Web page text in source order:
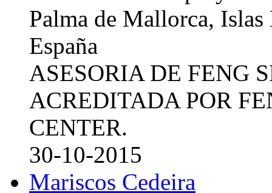
Palma de Mallorca, Islas
España
ASESORIA DE FENG
ACREDITADA POR
CENTER.
30-10-2015
Mariscos Cedeira